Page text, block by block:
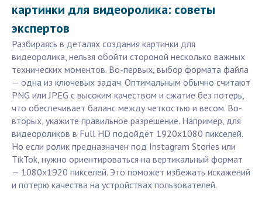
картинки для видеоролика: советы
экспертов
Разбираясь в деталях создания картинки для
видеоролика, нельзя обойти стороной несколько важных
технических моментов. Во-первых, выбор формата файла
— одна из ключевых задач. Оптимальным обычно считают
PNG или JPEG с высоким качеством и сжатие без потерь,
что обеспечивает баланс между четкостью и весом. Во-
вторых, укажите правильное разрешение. Например, для
видеороликов в Full HD подойдёт 1920x1080 пикселей.
Но если ролик предназначен под Instagram Stories или
TikTok, нужно ориентироваться на вертикальный формат
— 1080x1920 пикселей. Это поможет избежать искажений
и потерю качества на устройствах пользователей.